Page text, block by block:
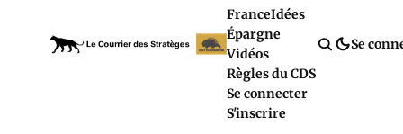
FranceIdées
Épargne
Vidéos
Règles du CDS
Se connecter
S'inscrire
Se